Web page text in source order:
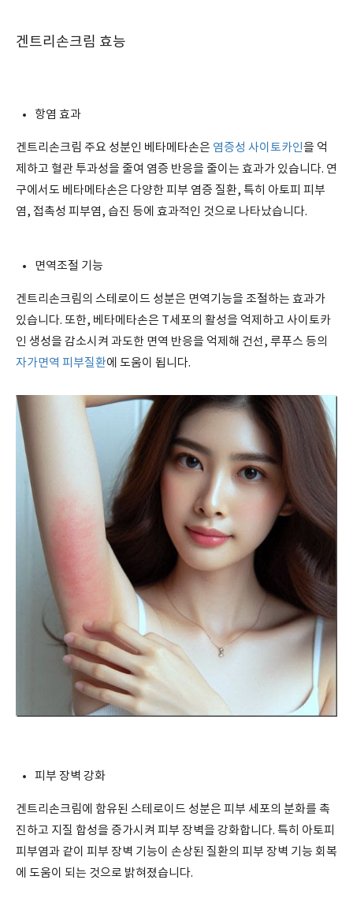
겐트리손크림 효능
항염 효과
겐트리손크림 주요 성분인 베타메타손은 염증성 사이토카인을 억
제하고 혈관 투과성을 줄여 염증 반응을 줄이는 효과가 있습니다. 연
구에서도 베타메타손은 다양한 피부 염증 질환, 특히 아토피 피부
염, 접촉성 피부염, 습진 등에 효과적인 것으로 나타났습니다.
면역조절 기능
겐트리손크림의 스테로이드 성분은 면역기능을 조절하는 효과가
있습니다. 또한, 베타메타손은 T세포의 활성을 억제하고 사이토카
인 생성을 감소시켜 과도한 면역 반응을 억제해 건선, 루푸스 등의
자가면역 피부질환에 도움이 됩니다.
피부 장벽 강화
겐트리손크림에 함유된 스테로이드 성분은 피부 세포의 분화를 촉
진하고 지질 합성을 증가시켜 피부 장벽을 강화합니다. 특히 아토피
피부염과 같이 피부 장벽 기능이 손상된 질환의 피부 장벽 기능 회복
에 도움이 되는 것으로 밝혀졌습니다.